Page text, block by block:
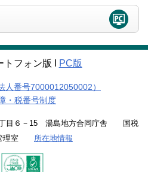
フォン版 Ι PC版
人番号7000012050002）
・税番号制度
丁目６－15 湯島地方合同庁舎 国税
管理室 所在地情報